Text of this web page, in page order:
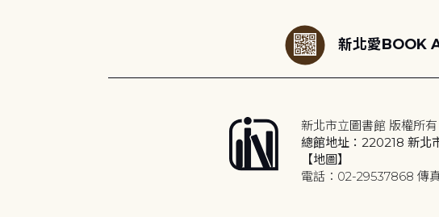
新北愛BOOK
新北市立圖書館 版權所有
總館地址：220218 新北
【地圖】
電話：02-29537868 傳